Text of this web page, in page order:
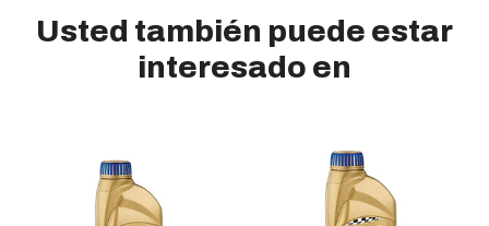
Usted también puede estar
interesado en